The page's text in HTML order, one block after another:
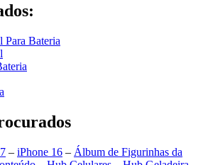
Para Bateria
– iPhone 16 – Álbum de Figurinhas da